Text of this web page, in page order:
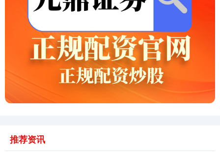
创业板指 3563.12 +47.56 +1.35%
基金指数
推荐资讯